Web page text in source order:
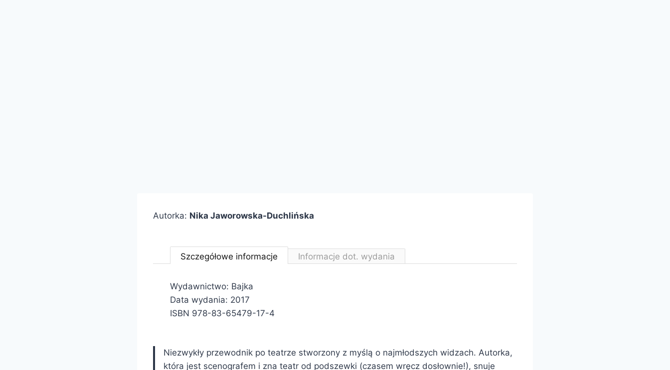
Autorka: Nika Jaworowska-Duchlińska
Szczegółowe informacje Informacje dot. wydania
Wydawnictwo: Bajka
Data wydania: 2017
ISBN 978-83-65479-17-4
Niezwykły przewodnik po teatrze stworzony z myślą o najmłodszych widzach. Autorka,
która jest scenografem i zna teatr od podszewki (czasem wręcz dosłownie!), snuje